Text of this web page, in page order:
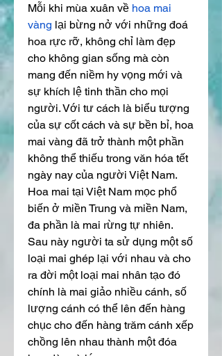
Mỗi khi mùa xuân về hoa mai
vàng lại bừng nở với những đoá
hoa rực rỡ, không chỉ làm đẹp
cho không gian sống mà còn
mang đến niềm hy vọng mới và
sự khích lệ tinh thần cho mọi
người. Với tư cách là biểu tượng
của sự cốt cách và sự bền bỉ, hoa
mai vàng đã trở thành một phần
không thể thiếu trong văn hóa tết
ngày nay của người Việt Nam.
Hoa mai tại Việt Nam mọc phổ
biến ở miền Trung và miền Nam,
đa phần là mai rừng tự nhiên.
Sau này người ta sử dụng một số
loại mai ghép lại với nhau và cho
ra đời một loại mai nhân tạo đó
chính là mai giảo nhiều cánh, số
lượng cánh có thể lên đến hàng
chục cho đến hàng trăm cánh xếp
chồng lên nhau thành một đóa